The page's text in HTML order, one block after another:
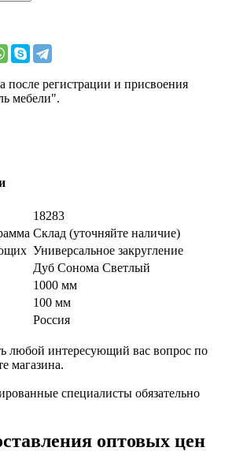
после регистрации и присвоения
мебели".
18283
Склад (уточняйте наличие)
Универсальное закругление
Дуб Сонома Светлый
1000 мм
100 мм
Россия
любой интересующий вас вопрос по
магазина.
специалисты обязательно
оптовых цен